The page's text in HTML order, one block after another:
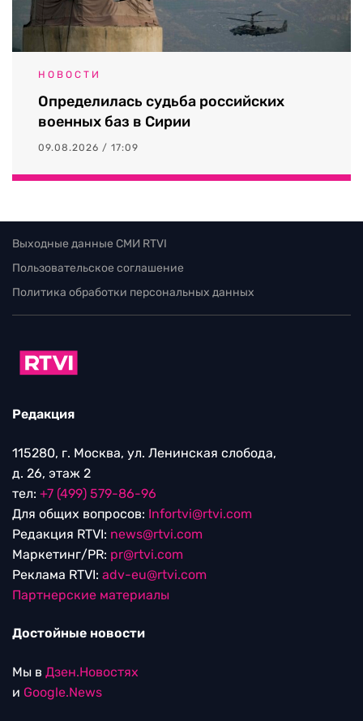
НОВОСТИ
Определилась судьба российских
военных баз в Сирии
09.08.2026 / 17:09
Выходные данные СМИ RTVI
Пользовательское соглашение
Политика обработки персональных данных
Редакция
115280, г. Москва, ул. Ленинская слобода,
д. 26, этаж 2
тел: +7 (499) 579-86-96
Для общих вопросов: Infortvi@rtvi.com
Редакция RTVI: news@rtvi.com
Маркетинг/PR: pr@rtvi.com
Реклама RTVI: adv-eu@rtvi.com
Партнерские материалы
Достойные новости
Мы в Дзен.Новостях
и Google.News